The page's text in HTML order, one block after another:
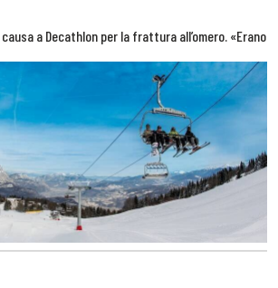
a Decathlon per la frattura all’omero. «Erano